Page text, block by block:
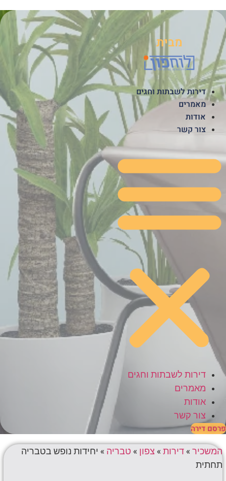
לתוכן
מבית
דירות לשבתות וחגים
מאמרים
אודות
צור קשר
דירות לשבתות וחגים
מאמרים
אודות
צור קשר
פרסם דירה
המשכיר »דירות » צפון » טבריה » יחידות נופש בטבריה
תחתית